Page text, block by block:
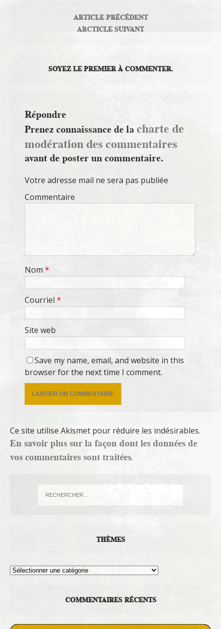
ARTICLE PRÉCÉDENT
ARCTICLE SUIVANT
SOYEZ LE PREMIER À COMMENTER.
Répondre
Prenez connaissance de lacharte de
modération des commentaires
avant de poster un commentaire.
Votre adresse mail ne sera pas publiée
Commentaire
Nom *
Courriel *
Site web
Save my name, email, and website in this
browser for the next time I comment.
Ce site utilise Akismet pour réduire les indésirables.
En savoir plus sur la façon dont les données de
vos commentaires sont traitées.
THÈMES
Thèmes
COMMENTAIRES RÉCENTS